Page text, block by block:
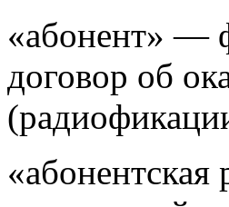
«абонент» —
договор об